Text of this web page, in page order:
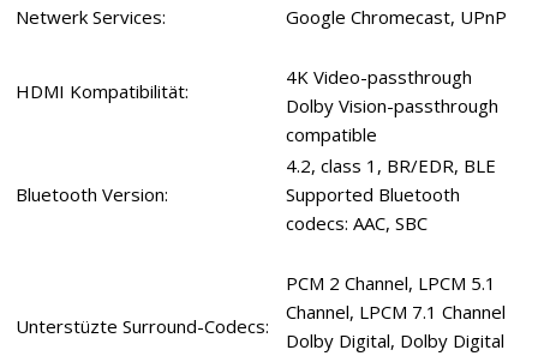
Netwerk Services:
Google Chromecast, UPnP
HDMI Kompatibilität:
4K Video-passthrough
Dolby Vision-passthrough
compatible
Bluetooth Version:
4.2, class 1, BR/EDR, BLE
Supported Bluetooth
codecs: AAC, SBC
Unterstüzte Surround-Codecs:
PCM 2 Channel, LPCM 5.1
Channel, LPCM 7.1 Channel
Dolby Digital, Dolby Digital